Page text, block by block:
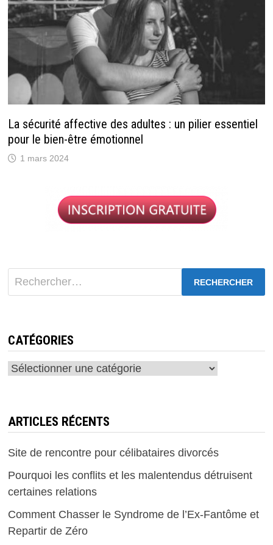
La sécurité affective des adultes : un pilier essentiel
pour le bien-être émotionnel
1 mars 2024
Rechercher :
CATÉGORIES
Catégories
ARTICLES RÉCENTS
Site de rencontre pour célibataires divorcés
Pourquoi les conflits et les malentendus détruisent
certaines relations
Comment Chasser le Syndrome de l’Ex-Fantôme et
Repartir de Zéro